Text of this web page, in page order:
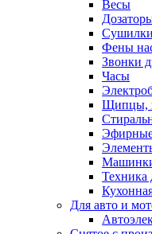
Весы
Фены
Звонки
Часы
Щипцы,
Машинки
Техника
Для авто и